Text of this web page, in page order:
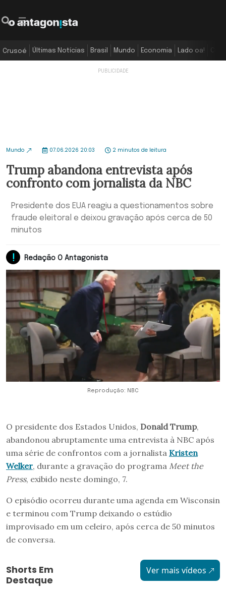
Crusoé Últimas Notícias Brasil Mundo Economia Lado oa!
Mundo 07.06.2026 20:03 2 minutos de leitura
Trump abandona entrevista após
confronto com jornalista da NBC
Presidente dos EUA reagiu a questionamentos sobre
fraude eleitoral e deixou gravação após cerca de 50
minutos
Redação O Antagonista
Reprodução: NBC
O presidente dos Estados Unidos, Donald Trump,
abandonou abruptamente uma entrevista à NBC após
uma série de confrontos com a jornalista Kristen
Welker, durante a gravação do programa Meet the
Press, exibido neste domingo, 7.
O episódio ocorreu durante uma agenda em Wisconsin
e terminou com Trump deixando o estúdio
improvisado em um celeiro, após cerca de 50 minutos
de conversa.
Shorts Em
Destaque
Ver mais vídeos